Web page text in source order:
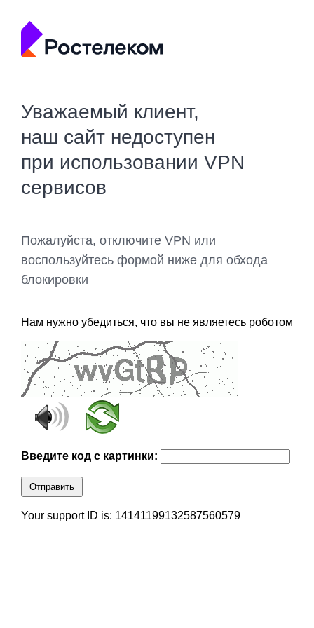
Уважаемый клиент,
наш сайт недоступен
при использовании VPN
сервисов
Пожалуйста, отключите VPN или
воспользуйтесь формой ниже для обхода
блокировки
Нам нужно убедиться, что вы не являетесь роботом
Введите код с картинки:
Отправить
Your support ID is: 14141199132587560579